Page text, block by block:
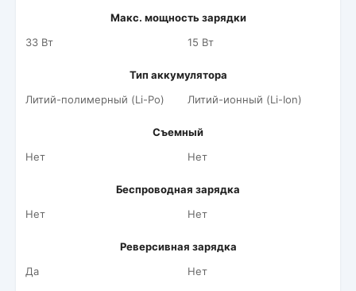
Макс. мощность зарядки
33 Вт
15 Вт
Тип аккумулятора
Литий-полимерный (Li-Po)
Литий-ионный (Li-Ion)
Съемный
Нет
Нет
Беспроводная зарядка
Нет
Нет
Реверсивная зарядка
Да
Нет